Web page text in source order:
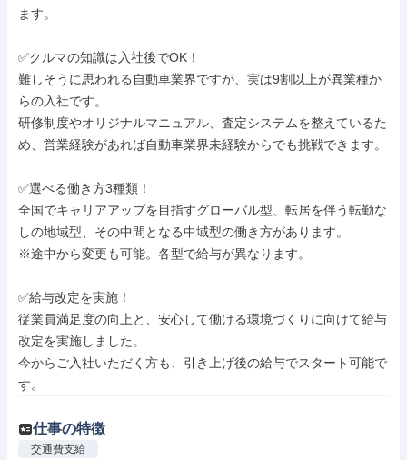
ます。
✅クルマの知識は入社後でOK！
難しそうに思われる自動車業界ですが、実は9割以上が異業種か
らの入社です。
研修制度やオリジナルマニュアル、査定システムを整えているた
め、営業経験があれば自動車業界未経験からでも挑戦できます。
✅選べる働き方3種類！
全国でキャリアアップを目指すグローバル型、転居を伴う転勤な
しの地域型、その中間となる中域型の働き方があります。
※途中から変更も可能。各型で給与が異なります。
✅給与改定を実施！
従業員満足度の向上と、安心して働ける環境づくりに向けて給与
改定を実施しました。
今からご入社いただく方も、引き上げ後の給与でスタート可能で
す。
仕事の特徴
交通費支給